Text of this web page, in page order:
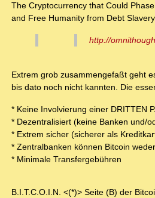
The Cryptocurrency that Could
and Free Humanity from Debt
http://
Extrem grob zusammengefaßt geht
bis dato noch nicht kannten. Die
* Keine Involvierung einer DRITTEN
* Dezentralisiert (keine Banken und/
* Extrem sicher (sicherer als
* Zentralbanken können Bitcoin
* Minimale Transfergebühren
B.I.T.C.O.I.N. <(*)> Seite (B) der